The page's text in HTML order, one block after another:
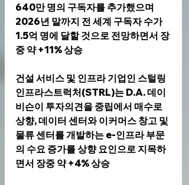
640만 명의 구독자를 추가했으며
2026년 말까지 전 세계 구독자 수가
1.5억 명에 달할 것으로 전망하면서 장
중 약 +11% 상승
건설 서비스 및 인프라 기업인 스털링
인프라스트럭처(STRL)는 D.A. 데이
비슨이 투자의견을 중립에서 매수로
상향, 데이터 센터와 이커머스 창고 및
물류 센터를 개발하는 e-인프라 부문
의 수요 증가를 상향 요인으로 지목하
면서 장중 약 +4% 상승